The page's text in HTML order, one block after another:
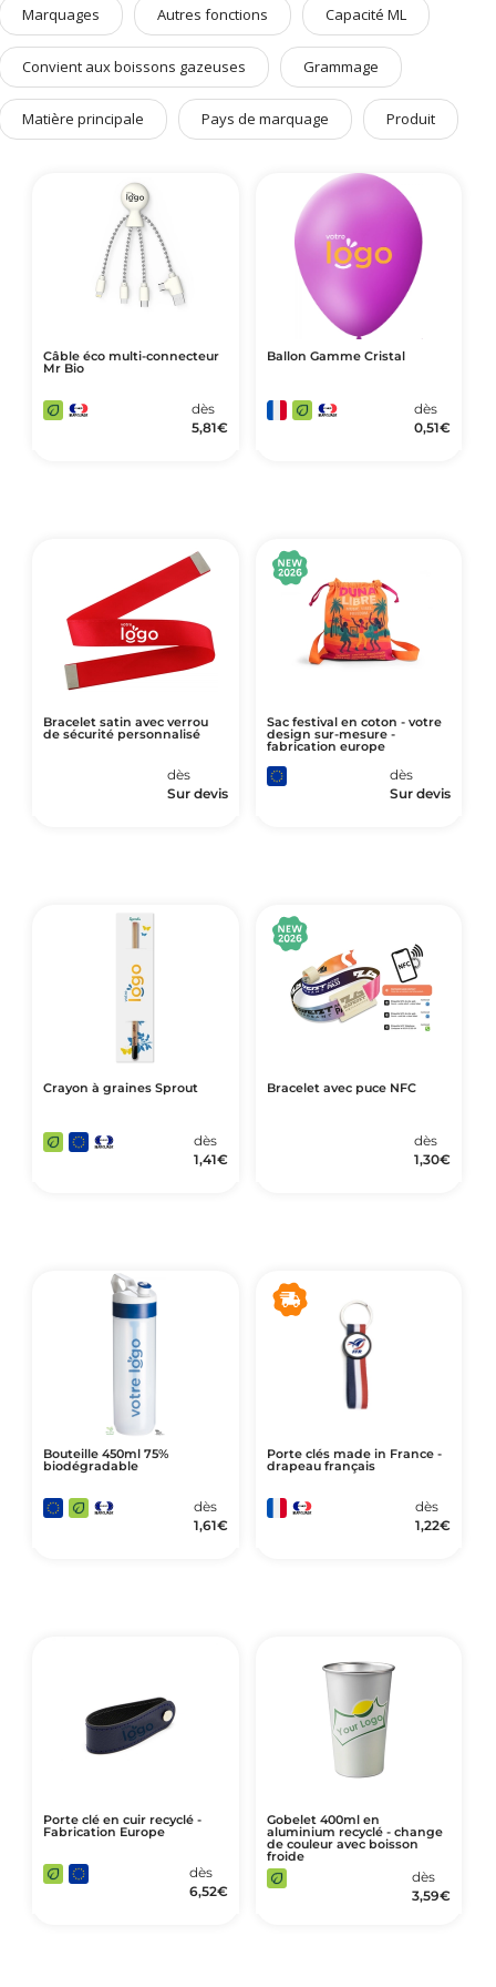
Art de Vivre à la Française
Plantes et Graines
Bien être & Sécurité
Sports, loisirs & jouets
PLV & Mobiliers Pub
Packaging sur-mesure
Temps Forts de l'Année
Evénement Entreprise
Marquages Autres fonctions Capacité ML
Convient aux boissons gazeuses Grammage
Matière principale Pays de marquage Produit
Câble éco multi-connecteur
Mr Bio
dès
5,81€
Ballon Gamme Cristal
dès
0,51€
Bracelet satin avec verrou
de sécurité personnalisé
dès
Sur devis
Sac festival en coton - votre
design sur-mesure -
fabrication europe
dès
Sur devis
Crayon à graines Sprout
dès
1,41€
Bracelet avec puce NFC
dès
1,30€
Bouteille 450ml 75%
biodégradable
dès
1,61€
Porte clés made in France -
drapeau français
dès
1,22€
Porte clé en cuir recyclé -
Fabrication Europe
dès
6,52€
Gobelet 400ml en
aluminium recyclé - change
de couleur avec boisson
froide
dès
3,59€